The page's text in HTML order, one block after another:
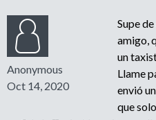
Anonymous
Oct 14, 2020
Supe
amigo,
un
Llame
envió
que